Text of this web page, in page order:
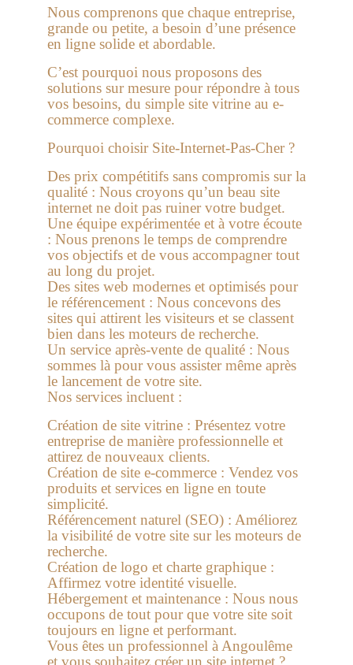
Nous comprenons que chaque entreprise,
grande ou petite, a besoin d’une présence
en ligne solide et abordable.
C’est pourquoi nous proposons des
solutions sur mesure pour répondre à tous
vos besoins, du simple site vitrine au e-
commerce complexe.
Pourquoi choisir Site-Internet-Pas-Cher ?
Des prix compétitifs sans compromis sur la
qualité : Nous croyons qu’un beau site
internet ne doit pas ruiner votre budget.
Une équipe expérimentée et à votre écoute
: Nous prenons le temps de comprendre
vos objectifs et de vous accompagner tout
au long du projet.
Des sites web modernes et optimisés pour
le référencement : Nous concevons des
sites qui attirent les visiteurs et se classent
bien dans les moteurs de recherche.
Un service après-vente de qualité : Nous
sommes là pour vous assister même après
le lancement de votre site.
Nos services incluent :
Création de site vitrine : Présentez votre
entreprise de manière professionnelle et
attirez de nouveaux clients.
Création de site e-commerce : Vendez vos
produits et services en ligne en toute
simplicité.
Référencement naturel (SEO) : Améliorez
la visibilité de votre site sur les moteurs de
recherche.
Création de logo et charte graphique :
Affirmez votre identité visuelle.
Hébergement et maintenance : Nous nous
occupons de tout pour que votre site soit
toujours en ligne et performant.
Vous êtes un professionnel à Angoulême
et vous souhaitez créer un site internet ?